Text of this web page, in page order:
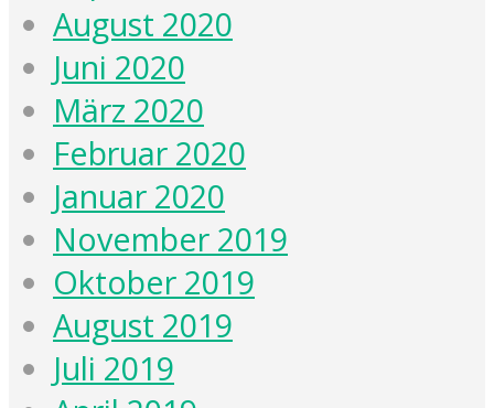
August 2020
Juni 2020
März 2020
Februar 2020
Januar 2020
November 2019
Oktober 2019
August 2019
Juli 2019